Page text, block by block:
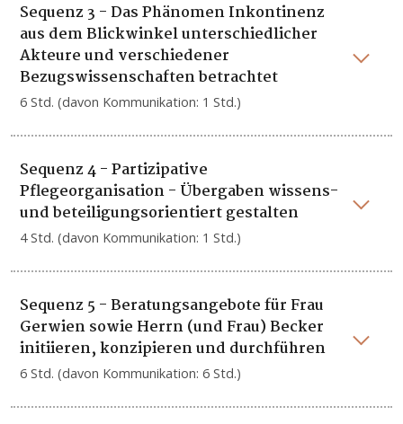
Sequenz 3 - Das Phänomen Inkontinenz
aus dem Blickwinkel unterschiedlicher
Akteure und verschiedener
Bezugswissenschaften betrachtet
6 Std. (davon Kommunikation: 1 Std.)
Sequenz 4 - Partizipative
Pflegeorganisation - Übergaben wissens-
und beteiligungsorientiert gestalten
4 Std. (davon Kommunikation: 1 Std.)
Sequenz 5 - Beratungsangebote für Frau
Gerwien sowie Herrn (und Frau) Becker
initiieren, konzipieren und durchführen
6 Std. (davon Kommunikation: 6 Std.)